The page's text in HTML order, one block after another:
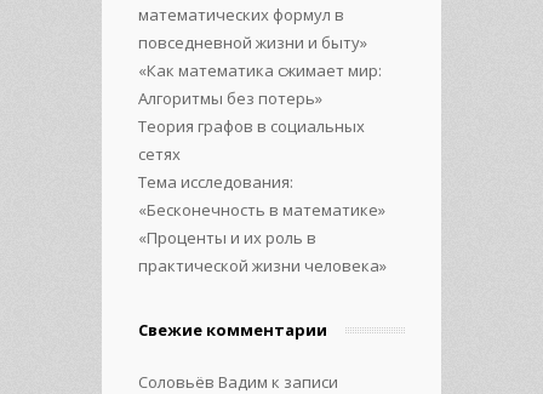
математических формул в
повседневной жизни и быту»
«Как математика сжимает мир:
Алгоритмы без потерь»
Теория графов в социальных
сетях
Тема исследования:
«Бесконечность в математике»
«Проценты и их роль в
практической жизни человека»
Свежие комментарии
Соловьёв Вадим к записи